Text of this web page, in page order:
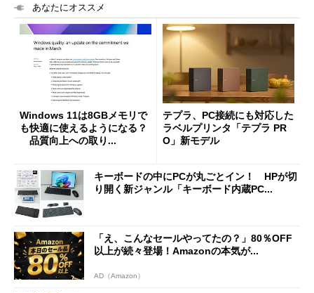
あなたにオススメ
Windows 11は8GBメモリで
も快適に使えるようになる？
品質向上への取り...
テプラ、PC接続にも対応した
ラベルプリンタ「テプラ PR
O」新モデル
キーボードの中にPCが丸ごとイン！ HPが切
り開く新ジャンル「キーボード内蔵PC...
「え、こんなセールやってたの？」80％OFF
以上が続々登場！Amazonの本気が...
AD（Amazon）